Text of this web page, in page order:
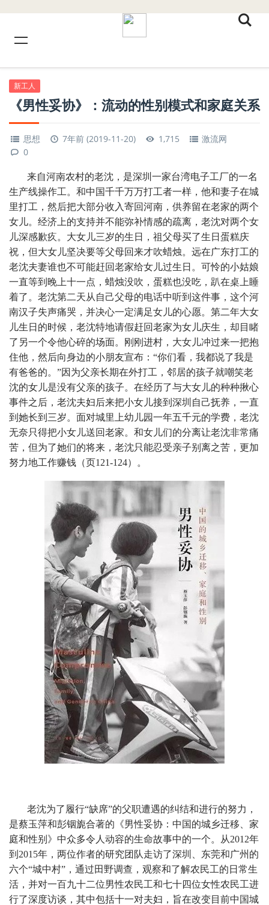
新工人
《男性妥协》：流动的性别模式和家庭关系
思想 7年前 (2019-11-20) 1,715
激流网
0
来自河南农村的老沈，是深圳一家台湾电子工厂的一名
生产线操作工。和中国千千万万打工者一样，他和妻子在城
里打工，然后把大部分收入寄回河南，供养留在老家的两个
女儿。经济上的支持并不能弥补情感的疏离，老沈对两个女
儿深感歉疚。大女儿三岁的生日，祖父母买了生日蛋糕庆
祝，但大女儿坚决要等父母回来才吹蜡烛。远在广东打工的
老沈夫妻谁也不可能赶回老家给女儿过生日。可怜的小姑娘
一直等到晚上十一点，蜡烛没吹，蛋糕也没吃，趴在桌上睡
着了。老沈第二天从自己父母的电话中听到这件事，这个河
南汉子失声痛哭，并决心一定满足女儿的心愿。第二年大女
儿生日的时候，老沈特地请假赶回老家为女儿庆生，却目睹
了另一个令他心碎的场面。刚刚进村，大女儿冲过来一把抱
住他，然后向身边的小朋友宣布：“你们看，我都说了我是
有爸爸的。”因为父亲长期在外打工，邻居的孩子就嘲笑老
沈的女儿是没有父亲的孩子。在经历了与大女儿的种种揪心
事件之后，老沈夫妇后来把小女儿接到深圳自己抚养，一直
到她长到三岁。面对城里上幼儿园一年五千元的学费，老沈
无奈只得把小女儿送回老家。和女儿们的分离让老沈非常痛
苦，但为了她们的将来，老沈只能忍受亲子别离之苦，更加
努力地工作赚钱（页121-124）。
老沈为了履行“缺席”的父职遭遇的纠结和进行的努力，
是蔡玉萍和彭铟旎合著的《男性妥协：中国的城乡迁移、家
庭和性别》中众多令人动容的生命故事中的一个。从2012年
到2015年，两位作者的研究团队走访了深圳、东莞和广州的
六个“城中村”，通过田野调查，观察和了解农民工的日常生
活，并对一百九十二位男性农民工和七十四位女性农民工进
行了深度访谈，其中包括十一对夫妇，旨在改变目前中国城